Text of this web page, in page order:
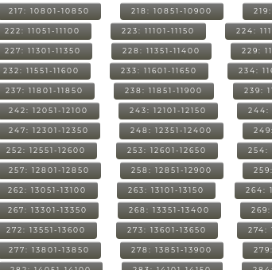
217: 10801-10850 218: 10851-10900
222: 11051-11100 223: 11101-11150 224:
227: 11301-11350 228: 11351-11400 229:
232: 11551-11600 233: 11601-11650 234:
237: 11801-11850 238: 11851-11900 239:
242: 12051-12100 243: 12101-12150 244:
247: 12301-12350 248: 12351-12400
252: 12551-12600 253: 12601-12650 254:
257: 12801-12850 258: 12851-12900
262: 13051-13100 263: 13101-13150 264:
267: 13301-13350 268: 13351-13400 269:
272: 13551-13600 273: 13601-13650 274:
277: 13801-13850 278: 13851-13900